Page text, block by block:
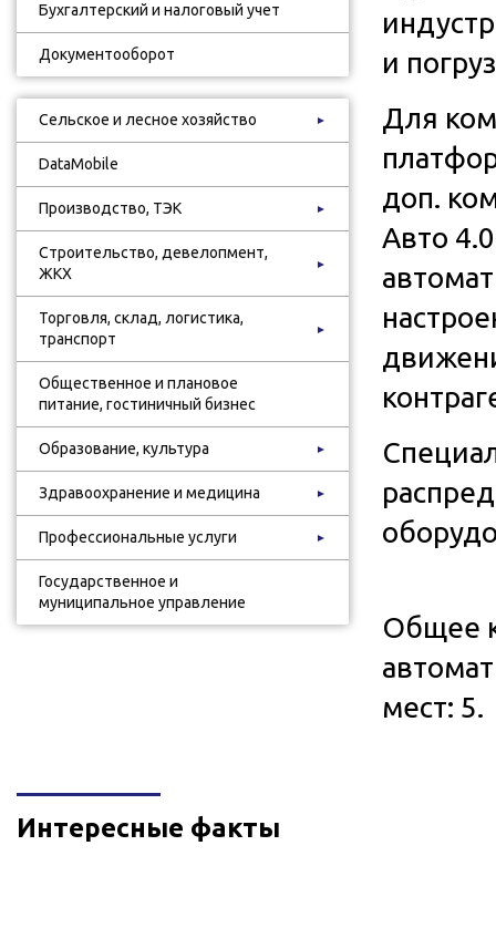
Бухгалтерский и налоговый учет
Документооборот
Сельское и лесное хозяйство ►
DataMobile
Производство, ТЭК ►
Строительство, девелопмент,
ЖКХ
►
Торговля, склад, логистика,
транспорт
►
Общественное и плановое
питание, гостиничный бизнес
Образование, культура ►
Здравоохранение и медицина ►
Профессиональные услуги ►
Государственное и
муниципальное управление
и
Для
доп.
Авто
Общее
мест: 5.
Интересные факты